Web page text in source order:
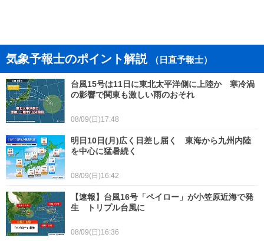
気象予報士のポイント解説 （日直予報士）
台風15号は11日に東北太平洋側に上陸か 寒冷渦
の影響で関東も激しい雨のおそれ
08/09(日)17:48
明日10日(月)広く日差し届く 東海から九州内陸
を中心に猛暑続く
08/09(日)16:42
【速報】台風16号「ペイロー」が小笠原近海で発
生 トリプル台風に
08/09(日)16:36